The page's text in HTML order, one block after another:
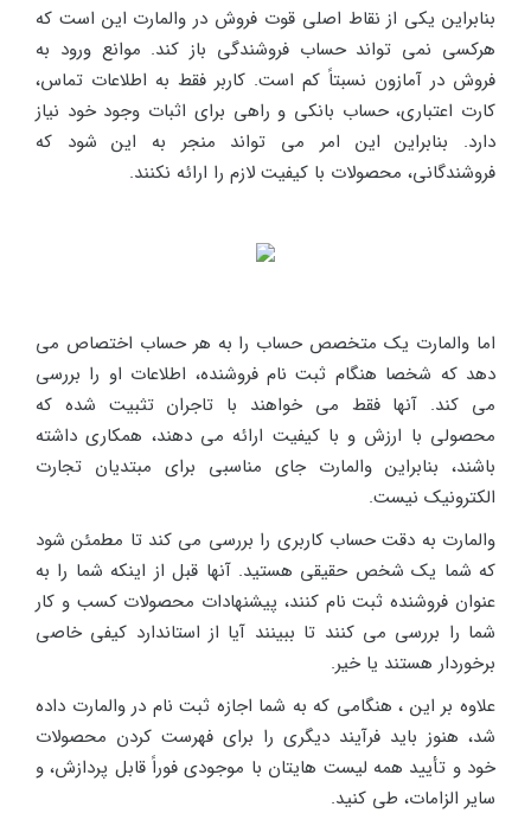
بنابراین یکی از نقاط اصلی قوت فروش در والمارت این است که
هرکسی نمی تواند حساب فروشندگی باز کند. موانع ورود به
فروش در آمازون نسبتاً کم است. کاربر فقط به اطلاعات تماس،
کارت اعتباری، حساب بانکی و راهی برای اثبات وجود خود نیاز
دارد. بنابراین این امر می تواند منجر به این شود که
فروشندگانی، محصولات با کیفیت لازم را ارائه نکنند.
اما والمارت یک متخصص حساب را به هر حساب اختصاص می
دهد که شخصا هنگام ثبت نام فروشنده، اطلاعات او را بررسی
می کند. آنها فقط می خواهند با تاجران تثبیت شده که
محصولی با ارزش و با کیفیت ارائه می دهند، همکاری داشته
باشند، بنابراین والمارت جای مناسبی برای مبتدیان تجارت
الکترونیک نیست.
والمارت به دقت حساب کاربری را بررسی می کند تا مطمئن شود
که شما یک شخص حقیقی هستید. آنها قبل از اینکه شما را به
عنوان فروشنده ثبت نام کنند، پیشنهادات محصولات کسب و کار
شما را بررسی می کنند تا ببینند آیا از استاندارد کیفی خاصی
برخوردار هستند یا خیر.
علاوه بر این ، هنگامی که به شما اجازه ثبت نام در والمارت داده
شد، هنوز باید فرآیند دیگری را برای فهرست کردن محصولات
خود و تأیید همه لیست هایتان با موجودی فوراً قابل پردازش، و
سایر الزامات، طی کنید.